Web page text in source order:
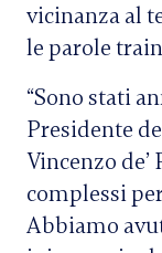
vicinanza al
le parole
“Sono stati
Presidente
Vincenzo
complessi
Abbiamo